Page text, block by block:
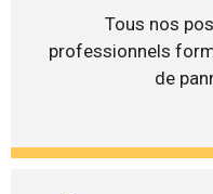
Tous nos
professionnels
de